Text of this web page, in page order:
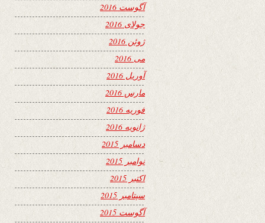
آگوست 2016
جولای 2016
ژوئن 2016
می 2016
آوریل 2016
مارس 2016
فوریه 2016
ژانویه 2016
دسامبر 2015
نوامبر 2015
اکتبر 2015
سپتامبر 2015
آگوست 2015